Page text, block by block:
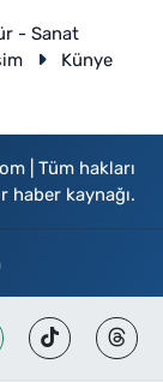
- Sanat
Künye
| Tüm hakları
haber kaynağı.